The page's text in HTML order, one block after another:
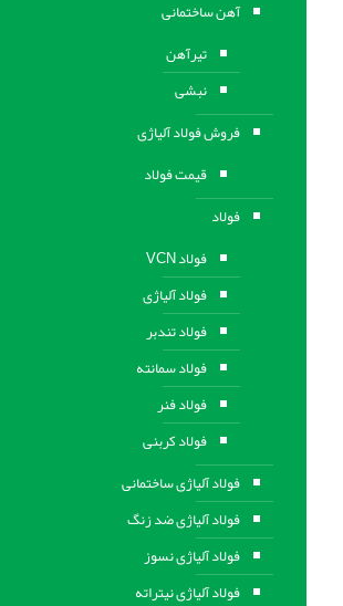
آهن ساختمانی
تیرآهن
نبشی
فروش فولاد آلیاژی
قیمت فولاد
فولاد
فولاد VCN
فولاد آلیاژی
فولاد تندبر
فولاد سمانته
فولاد فنر
فولاد کربنی
فولاد آلیاژی ساختمانی
فولاد آلیاژی ضد زنگ
فولاد آلیاژی نسوز
فولاد آلیاژی نیتراته